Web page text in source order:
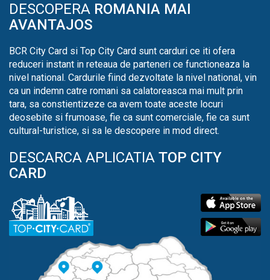
DESCOPERA ROMANIA MAI
AVANTAJOS
BCR City Card si Top City Card sunt carduri ce iti ofera
reduceri instant in reteaua de parteneri ce functioneaza la
nivel national. Cardurile fiind dezvoltate la nivel national, vin
ca un indemn catre romani sa calatoreasca mai mult prin
tara, sa constientizeze ca avem toate aceste locuri
deosebite si frumoase, fie ca sunt comerciale, fie ca sunt
cultural-turistice, si sa le descopere in mod direct.
DESCARCA APLICATIA TOP CITY
CARD